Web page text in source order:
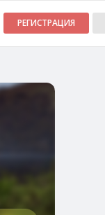
РЕГИСТРАЦИЯ